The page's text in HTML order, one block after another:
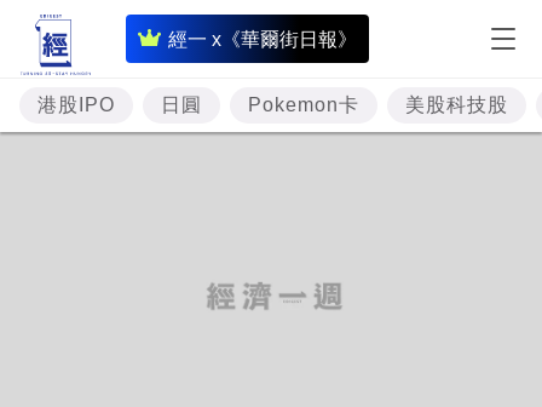
經一 x《華爾街日報》
即
時
財
經
港股IPO 日圓 Pokemon卡 美股科技股